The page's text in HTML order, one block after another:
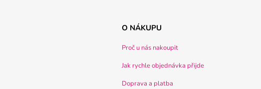
O NÁKUPU
Proč u nás nakoupit
Jak rychle objednávka přijde
Doprava a platba